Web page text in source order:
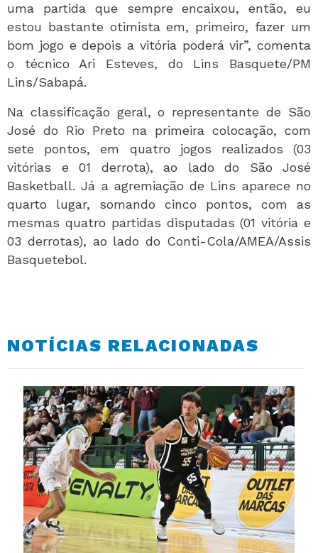
uma partida que sempre encaixou, então, eu
estou bastante otimista em, primeiro, fazer um
bom jogo e depois a vitória poderá vir”, comenta
o técnico Ari Esteves, do Lins Basquete/PM
Lins/Sabapá.
Na classificação geral, o representante de São
José do Rio Preto na primeira colocação, com
sete pontos, em quatro jogos realizados (03
vitórias e 01 derrota), ao lado do São José
Basketball. Já a agremiação de Lins aparece no
quarto lugar, somando cinco pontos, com as
mesmas quatro partidas disputadas (01 vitória e
03 derrotas), ao lado do Conti-Cola/AMEA/Assis
Basquetebol.
NOTÍCIAS RELACIONADAS